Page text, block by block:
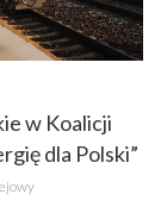
w Koalicji
dla Polski”